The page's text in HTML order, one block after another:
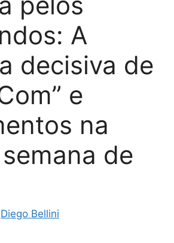
A
decisiva de
e
na
de
Diego Bellini